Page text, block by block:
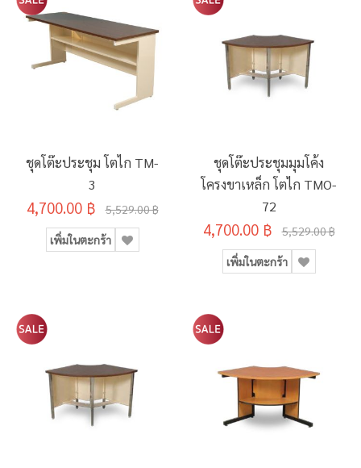
ชุดโต๊ะประชุม โตไก TM-
3
4,700.00 ฿ 5,529.00 ฿
เพิ่มในตะกร้า
ชุดโต๊ะประชุมมุมโค้ง
โครงขาเหล็ก โตไก TMO-
72
4,700.00 ฿ 5,529.00 ฿
เพิ่มในตะกร้า